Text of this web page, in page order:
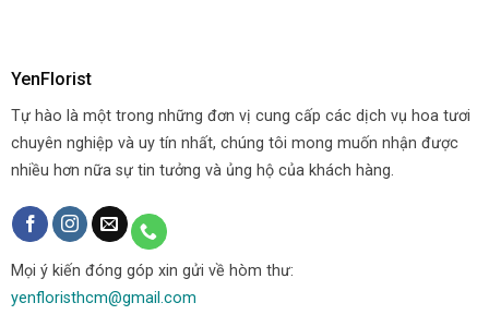
YenFlorist
Tự hào là một trong những đơn vị cung cấp các dịch vụ hoa tươi
chuyên nghiệp và uy tín nhất, chúng tôi mong muốn nhận được
nhiều hơn nữa sự tin tưởng và ủng hộ của khách hàng.
Mọi ý kiến đóng góp xin gửi về hòm thư:
yenfloristhcm@gmail.com